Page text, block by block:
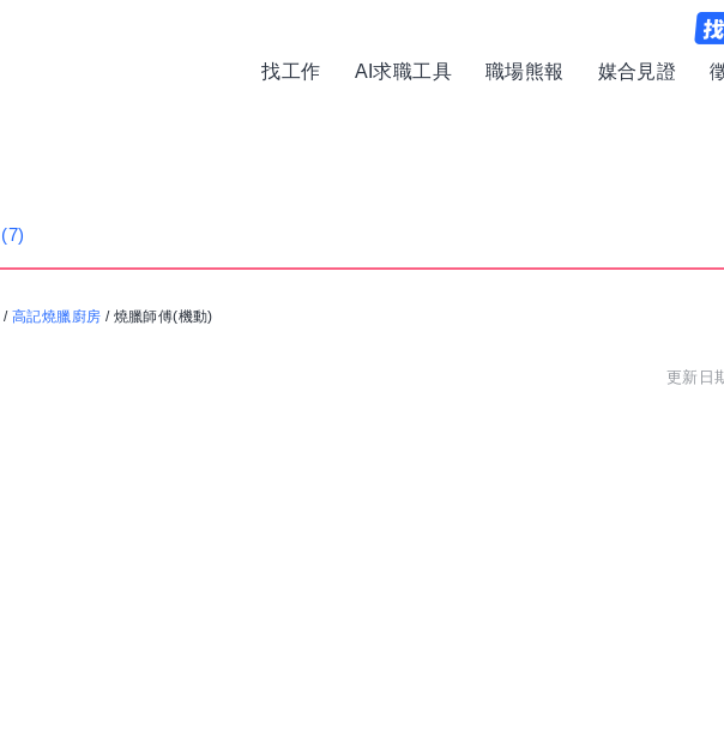
找工作 AI求職工具 職場熊報 媒合見證
(7)
/高記燒臘廚房 / 燒臘師傅(機動)
更新日